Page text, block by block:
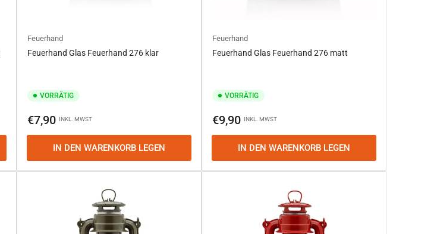
Feuerhand
Feuerhand Glas Feuerhand 276 klar
VORRÄTIG
Normaler
€7,90 INKL. MWST
IN DEN WARENKORB LEGEN
Feuerhand
Feuerhand Glas Feuerhand 276 matt
VORRÄTIG
Normaler
€9,90 INKL. MWST
IN DEN WARENKORB LEGEN